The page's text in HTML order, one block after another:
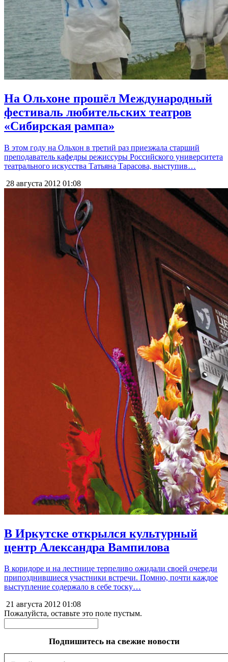
На Ольхоне прошёл Международный
фестиваль любительских театров
«Сибирская рампа»
В этом году на Ольхон в третий раз приезжала старший
преподаватель кафедры режиссуры Российского университета
театрального искусства Татьяна Тарасова, выступив…
28 августа 2012 01:08
В Иркутске открылся культурный
центр Александра Вампилова
В коридоре и на лестнице терпеливо ожидали своей очереди
припозднившиеся участники встречи. Помню, почти каждое
выступление содержало в себе тоску…
21 августа 2012 01:08
Пожалуйста, оставьте это поле пустым.
Подпишитесь на свежие новости